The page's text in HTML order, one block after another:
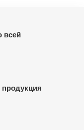
всей